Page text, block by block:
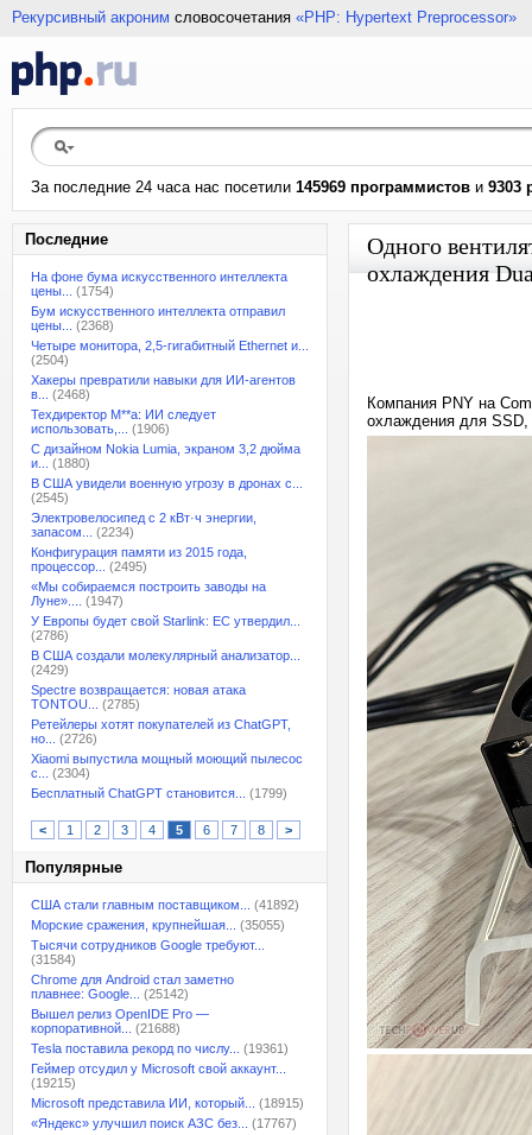
Рекурсивный акроним словосочетания «PHP: Hypertext Preprocessor»
За последние 24 часа нас посетили 145969 программистов и 9303
Последние
На фоне бума искусственного интеллекта
цены...
(1754)
Бум искусственного интеллекта отправил
цены...
(2368)
Четыре монитора, 2,5-гигабитный Ethernet и...
(2504)
Хакеры превратили навыки для ИИ-агентов
в...
(2468)
Техдиректор M**a: ИИ следует
использовать,...
(1906)
С дизайном Nokia Lumia, экраном 3,2 дюйма
и...
(1880)
В США увидели военную угрозу в дронах с...
(2545)
Электровелосипед с 2 кВт·ч энергии,
запасом...
(2234)
Конфигурация памяти из 2015 года,
процессор...
(2495)
«Мы собираемся построить заводы на
Луне»....
(1947)
У Европы будет свой Starlink: ЕС утвердил...
(2786)
В США создали молекулярный анализатор...
(2429)
Spectre возвращается: новая атака
TONTOU...
(2785)
Ретейлеры хотят покупателей из ChatGPT,
но...
(2726)
Xiaomi выпустила мощный моющий пылесос
с...
(2304)
Бесплатный ChatGPT становится...
(1799)
< 1 2 3 4 5 6 7 8 >
Популярные
США стали главным поставщиком...
(41892)
Морские сражения, крупнейшая...
(35055)
Тысячи сотрудников Google требуют...
(31584)
Chrome для Android стал заметно
плавнее: Google...
(25142)
Вышел релиз OpenIDE Pro —
корпоративной...
(21688)
Tesla поставила рекорд по числу...
(19361)
Геймер отсудил у Microsoft свой аккаунт...
(19215)
Microsoft представила ИИ, который...
(18915)
«Яндекс» улучшил поиск АЗС без...
(17767)
Одного
охлаждения
Компания PNY на
охлаждения для SSD,